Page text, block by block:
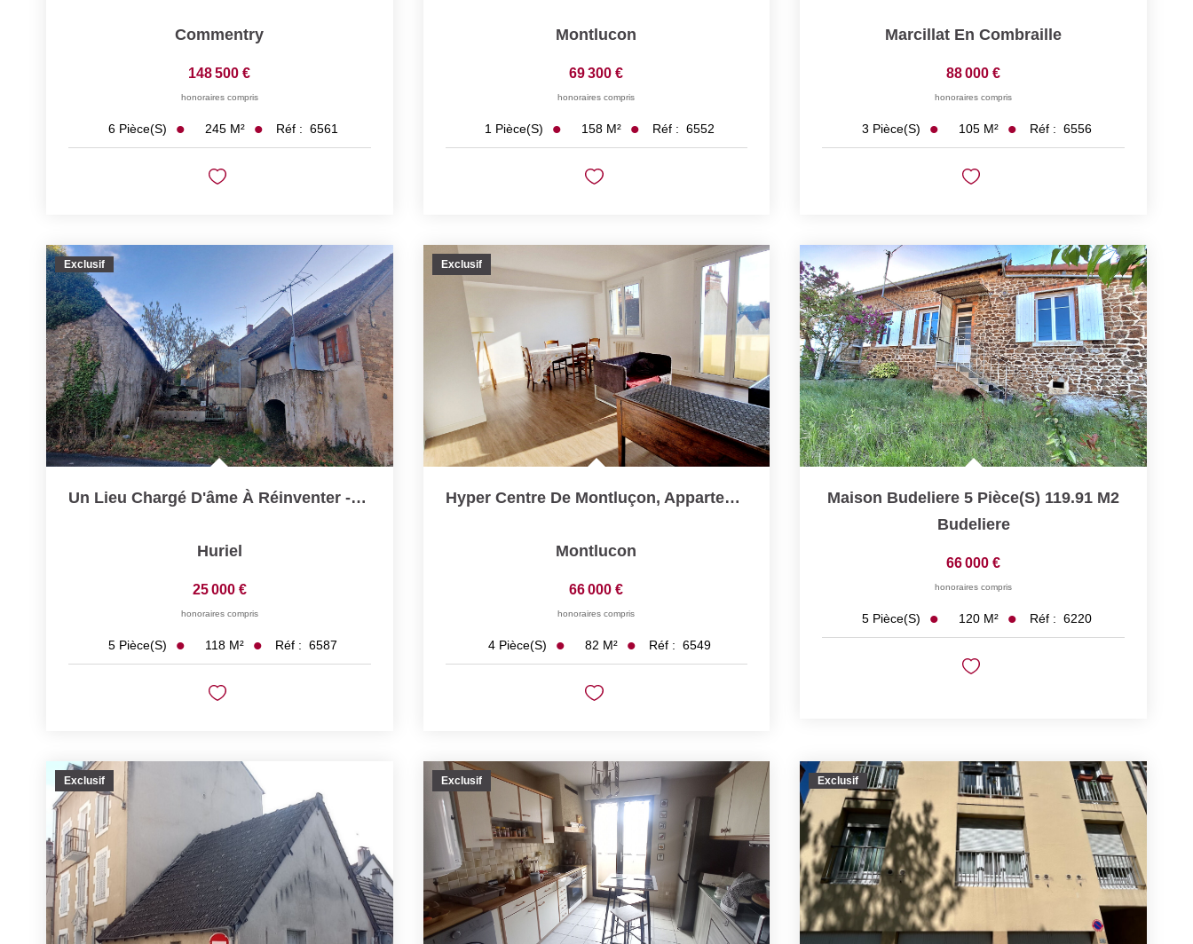
Commentry
148 500 €
honoraires compris
6 Pièce(s) 245 M² Réf : 6561
Montlucon
69 300 €
honoraires compris
1 Pièce(s) 158 M² Réf : 6552
Marcillat En Combraille
88 000 €
honoraires compris
3 Pièce(s) 105 M² Réf : 6556
Exclusif
Un Lieu Chargé D'âme À Réinventer - Ensemble Vigneron De...
Huriel
25 000 €
honoraires compris
5 Pièce(s) 118 M² Réf : 6587
Exclusif
Hyper Centre De Montluçon, Appartement F4 (82 M²)
Montlucon
66 000 €
honoraires compris
4 Pièce(s) 82 M² Réf : 6549
Maison Budeliere 5 Pièce(s) 119.91 M2
Budeliere
66 000 €
honoraires compris
5 Pièce(s) 120 M² Réf : 6220
Exclusif Exclusif Exclusif